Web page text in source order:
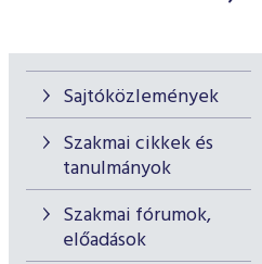
Sajtóközlemények
Szakmai cikkek és
tanulmányok
Szakmai fórumok,
előadások